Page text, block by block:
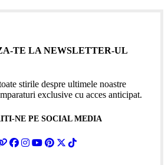
TE LA NEWSLETTER-UL
stirile despre ultimele noastre
exclusive cu acces anticipat.
NE PE SOCIAL MEDIA